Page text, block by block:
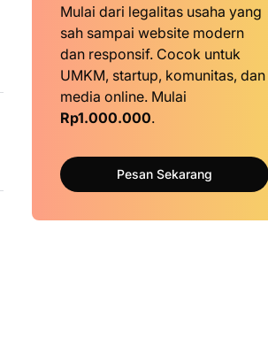
Mulai dari legalitas usaha yang
sah sampai website modern
dan responsif. Cocok untuk
UMKM, startup, komunitas, dan
media online. Mulai
Rp1.000.000.
Pesan Sekarang